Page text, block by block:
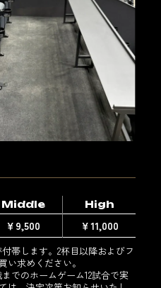
Middle
High
￥9,500 ￥11,000
帯します。2杯目以降およびフ
い求めください。
でのホームゲーム12試合で実